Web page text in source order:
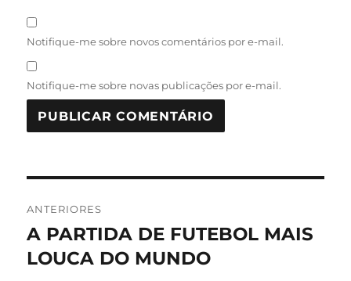
Notifique-me sobre novos comentários por e-mail.
Notifique-me sobre novas publicações por e-mail.
de
Post
ANTERIORES
Post
anterior:
A PARTIDA DE FUTEBOL MAIS
LOUCA DO MUNDO